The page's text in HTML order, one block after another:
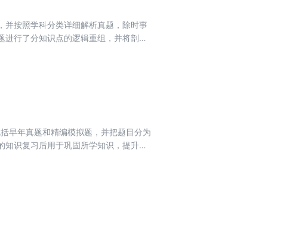
并按照学科分类详细解析真题，除时事
行了分知识点的逻辑重组，并将剖析
早年真题和精编模拟题，并把题目分为
识复习后用于巩固所学知识，提升答